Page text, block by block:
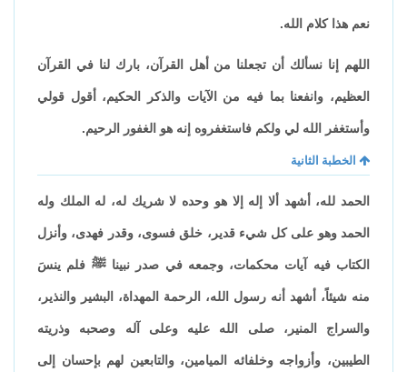
نعم هذا كلام الله.
اللهم إنا نسألك أن تجعلنا من أهل القرآن، بارك لنا في القرآن
العظيم، وانفعنا بما فيه من الآيات والذكر الحكيم، أقول قولي
وأستغفر الله لي ولكم فاستغفروه إنه هو الغفور الرحيم.
الخطبة الثانية
الحمد لله، أشهد ألا إله إلا هو وحده لا شريك له، له الملك وله
الحمد وهو على كل شيء قدير، خلق فسوى، وقدر فهدى، وأنزل
الكتاب فيه آيات محكمات، وجمعه في صدر نبينا ﷺ فلم ينسَ
منه شيئاً، أشهد أنه رسول الله، الرحمة المهداة، البشير والنذير،
والسراج المنير، صلى الله عليه وعلى آله وصحبه وذريته
الطيبين، وأزواجه وخلفائه الميامين، والتابعين لهم بإحسان إلى